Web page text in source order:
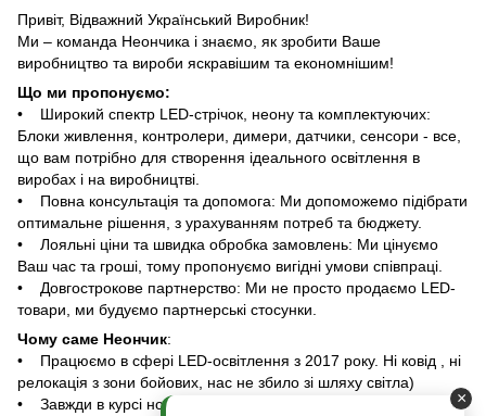
Привіт, Відважний Український Виробник!
Ми – команда Неончика і знаємо, як зробити Ваше
виробництво та вироби яскравішим та економнішим!
Що ми пропонуємо:
• Широкий спектр LED-стрічок, неону та комплектуючих:
Блоки живлення, контролери, димери, датчики, сенсори - все,
що вам потрібно для створення ідеального освітлення в
виробах і на виробництві.
• Повна консультація та допомога: Ми допоможемо підібрати
оптимальне рішення, з урахуванням потреб та бюджету.
• Лояльні ціни та швидка обробка замовлень: Ми цінуємо
Ваш час та гроші, тому пропонуємо вигідні умови співпраці.
• Довгострокове партнерство: Ми не просто продаємо LED-
товари, ми будуємо партнерські стосунки.
Чому саме Неончик:
• Працюємо в сфері LED-освітлення з 2017 року. Ні ковід , ні
релокація з зони бойових, нас не збило зі шляху світла)
• Завжди в курсі нових тенденцій та технологій. Навчання – ×